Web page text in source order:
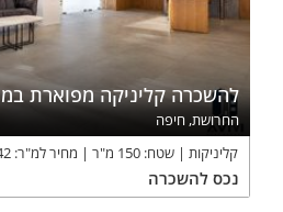
להשכרה קליניקה מפוארת
החרושת, חיפה
קליניקות
שטח: 150 מ"ר מחיר למ"ר:
נכס להשכרה